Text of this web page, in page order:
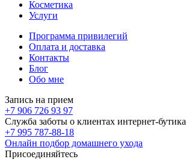
Косметика
Услуги
Программа привилегий
Оплата и доставка
Контакты
Блог
Обо мне
Запись на прием
+7 906 726 93 97
Служба заботы о клиентах интернет-бутика
+7 995 787-88-18
Онлайн подбор домашнего ухода
Присоединяйтесь